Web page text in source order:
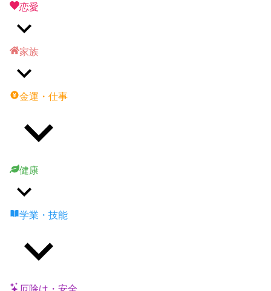
恋愛
家族
金運・仕事
健康
学業・技能